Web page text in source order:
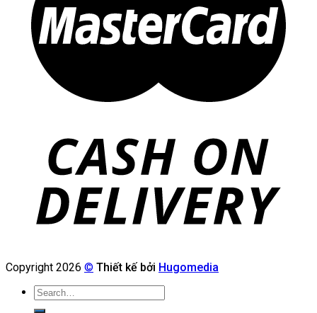
Copyright 2026 © Thiết kế bởi Hugomedia
Search
for: